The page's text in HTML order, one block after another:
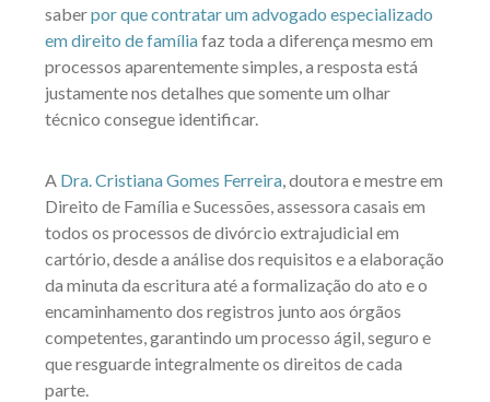
saberpor que contratar um advogado especializado
em direito de famíliafaz toda a diferença mesmo em
processos aparentemente simples, a resposta está
justamente nos detalhes que somente um olhar
técnico consegue identificar.
A Dra. Cristiana Gomes Ferreira, doutora e mestre em
Direito de Família e Sucessões, assessora casais em
todos os processos de divórcio extrajudicial em
cartório, desde a análise dos requisitos e a elaboração
da minuta da escritura até a formalização do ato e o
encaminhamento dos registros junto aos órgãos
competentes, garantindo um processo ágil, seguro e
que resguarde integralmente os direitos de cada
parte.